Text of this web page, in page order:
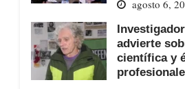
agosto 6,
advierte
científica y